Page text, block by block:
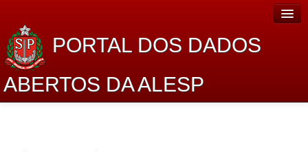
PORTAL DOS DADOS
ABERTOS DA ALESP